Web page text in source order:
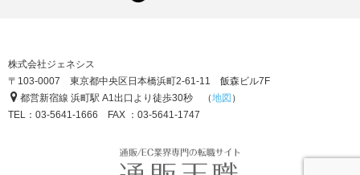
株式会社ジェネシス
〒103-0007 東京都中央区日本橋浜町2-61-11 飯森ビル7F
都営新宿線 浜町駅 A1出口より徒歩30秒 （地図 ）
TEL：03-5641-1666 FAX ：03-5641-1747